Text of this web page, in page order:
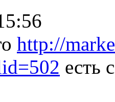
http://
есть